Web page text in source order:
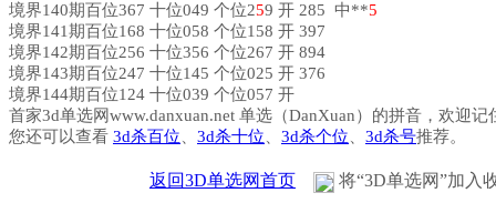
境界140期百位367 十位049 个位259 开 285 中**5
境界141期百位168 十位058 个位158 开 397
境界142期百位256 十位356 个位267 开 894
境界143期百位247 十位145 个位025 开 376
境界144期百位124 十位039 个位057 开
首家3d单选网www.danxuan.net 单选（DanXuan）的拼音，欢迎记
您还可以查看 3d杀百位 3d杀十位 3d杀个位 3d杀号推荐。
返回3D单选网首页 将“3D单选网”加入